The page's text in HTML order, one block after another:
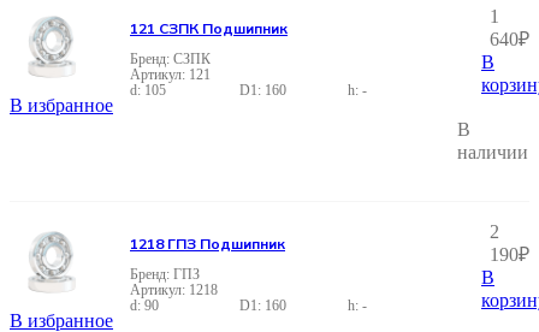
В избранное
121
105
160 -
СЗПК
121 СЗПК Подшипник
1
640₽
В
В
наличии
В избранное
1218
90
160 -
ГПЗ
1218 ГПЗ Подшипник
2
190₽
В